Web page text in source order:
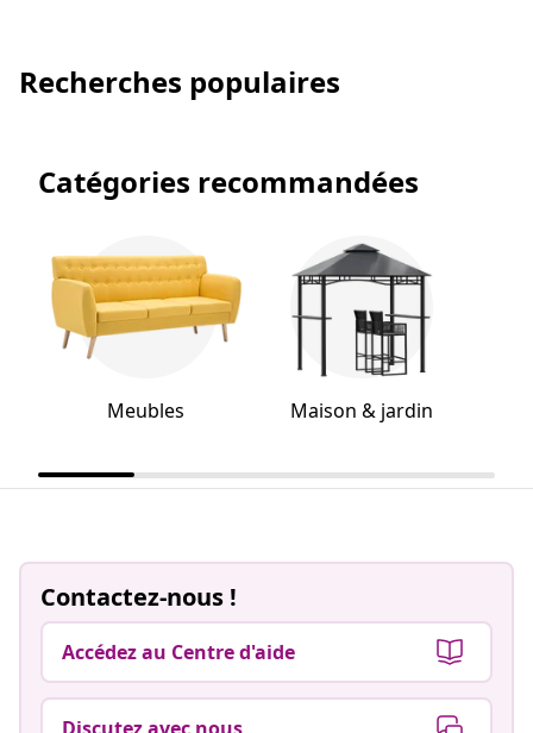
Recherches populaires
Catégories recommandées
Meubles Maison & jardin
Contactez-nous !
Accédez au Centre d'aide
Discutez avec nous